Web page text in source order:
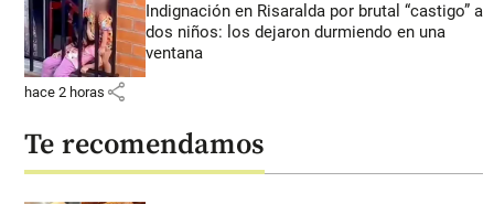
Indignación en Risaralda por brutal “castigo” a
dos niños: los dejaron durmiendo en una
ventana
hace 2 horas share
Te recomendamos